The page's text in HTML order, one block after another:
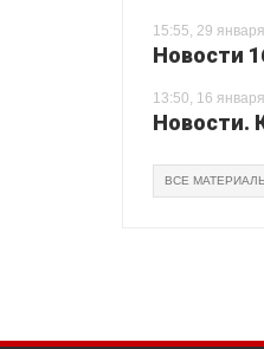
15:55, 29
Новости
13:50, 16
Новости.
ВСЕ